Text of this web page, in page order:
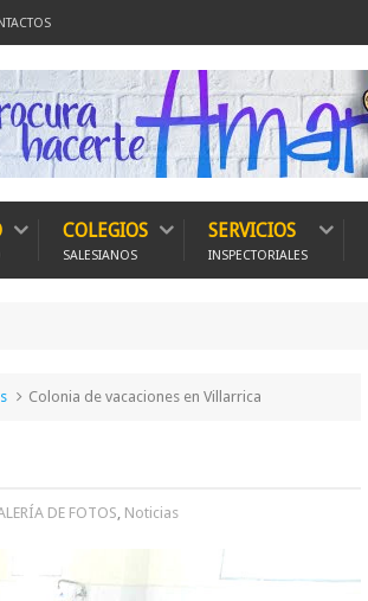
COLEGIOS
SALESIANOS
SERVICIOS
INSPECTORIALES
Colonia de vacaciones en Villarrica
DE FOTOS, Noticias